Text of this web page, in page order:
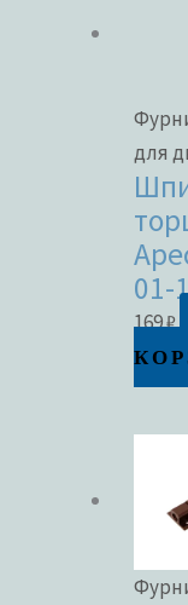
для
01-
169₽